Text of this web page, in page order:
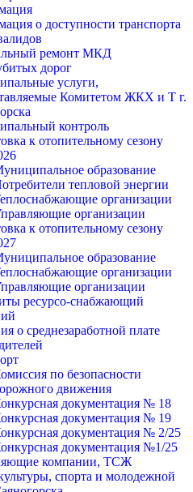
о доступности транспорта
ремонт МКД
дорог
услуги,
Комитетом ЖКХ и Т г.
контроль
к отопительному сезону
образование
тепловой энергии
организации
организации
к отопительному сезону
образование
организации
организации
ресурсо-снабжающий
о среднезаработной плате
по безопасности
движения
документация № 18
документация № 19
документация № 2/25
документация №1/25
компании, ТСЖ
спорта и молодежной